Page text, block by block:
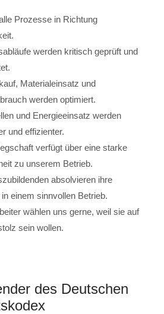
Prozesse in Richtung
werden kritisch geprüft und
Materialeinsatz und
werden optimiert.
und Energieeinsatz werden
und effizienter.
verfügt über eine starke
zu unserem Betrieb.
absolvieren ihre
einem sinnvollen Betrieb.
wählen uns gerne, weil sie auf
sein wollen.
des Deutschen